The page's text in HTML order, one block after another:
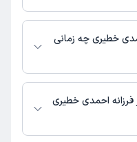
توسط دکتر فرزانه احمدی
دقیق‌تر، لطفاً با مطب تماس
خطیری چه زمانی
مطب مشخص می‌شود.
فرزانه احمدی خطیری